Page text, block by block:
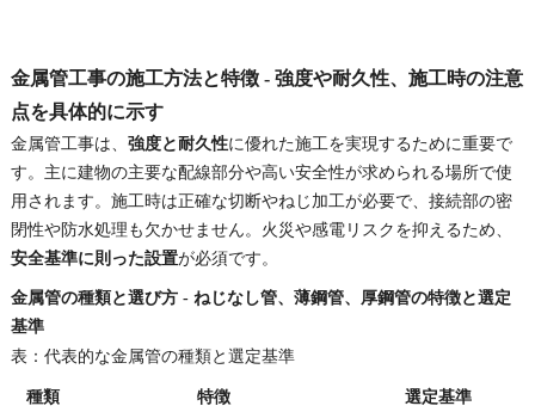
金属管工事の施工方法と特徴 - 強度や耐久性、施工時の注意
点を具体的に示す
金属管工事は、 強度と耐久性に優れた施工を実現するために重要で
す。主に建物の主要な配線部分や高い安全性が求められる場所で使
用されます。施工時は正確な切断やねじ加工が必要で、接続部の密
閉性や防水処理も欠かせません。火災や感電リスクを抑えるため、
安全基準に則った設置が必須です。
金属管の種類と選び方 - ねじなし管、薄鋼管、厚鋼管の特徴と選定
基準
表：代表的な金属管の種類と選定基準
種類
特徴
選定基準